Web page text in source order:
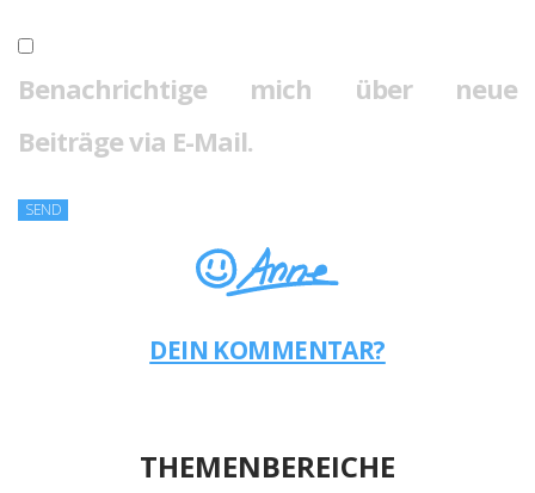
Benachrichtige mich über neue
Beiträge via E-Mail.
DEIN KOMMENTAR?
THEMENBEREICHE